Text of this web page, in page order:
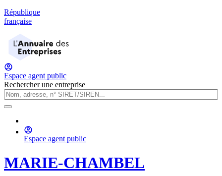
République
française
Espace agent public
Rechercher une entreprise
Espace agent public
MARIE-CHAMBEL